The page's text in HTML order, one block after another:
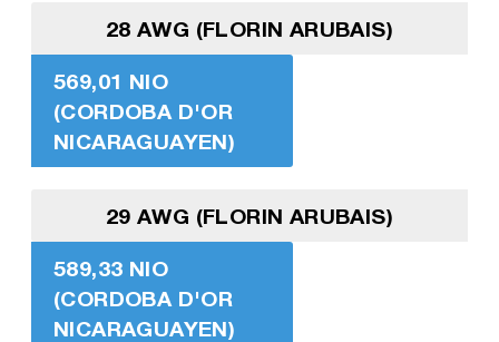
28 AWG (FLORIN ARUBAIS)
569,01 NIO
(CORDOBA D'OR
NICARAGUAYEN)
29 AWG (FLORIN ARUBAIS)
589,33 NIO
(CORDOBA D'OR
NICARAGUAYEN)